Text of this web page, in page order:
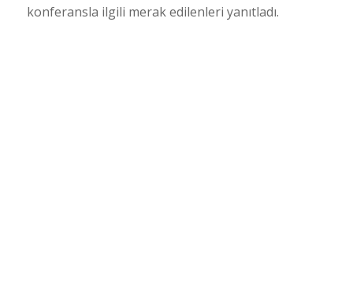
konferansla ilgili merak edilenleri yanıtladı.